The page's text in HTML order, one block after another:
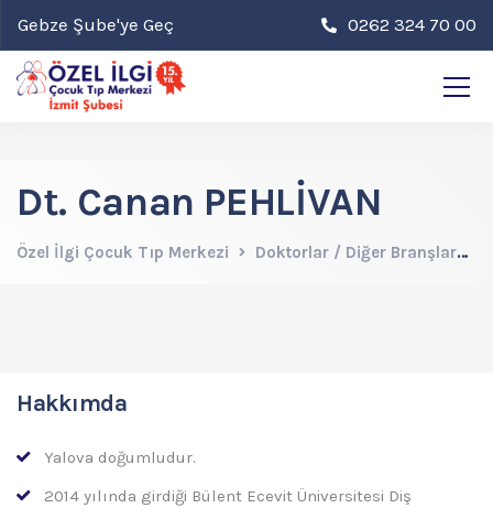
0262 324 70 00
Gebze Şube'ye Geç
Dt. Canan PEHLİVAN
Özel İlgi Çocuk Tıp Merkezi Doktorlar / Diğer Branşlar
Hakkımda
Yalova doğumludur.
2014 yılında girdiği Bülent Ecevit Üniversitesi Diş